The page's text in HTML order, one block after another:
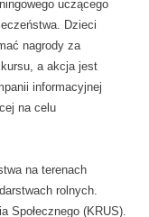
uczącego
Dzieci
nagrody za
a akcja jest
informacyjnej
na celu
na terenach
rolnych.
Społecznego (KRUS).